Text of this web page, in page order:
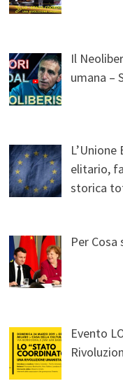
Il
umana –
elitario,
storica
Per Cosa
Evento